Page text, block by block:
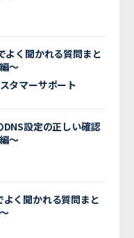
よく聞かれる質問まと
〜
タマーサポート
DNS設定の正しい確認
〜
よく聞かれる質問まと